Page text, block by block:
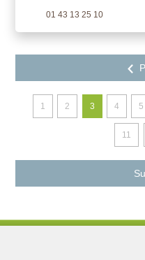
01 43 13 25 10
1 2 3 4 5
11